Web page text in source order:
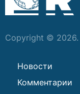
Copyright © 2026.
Новости
Комментарии